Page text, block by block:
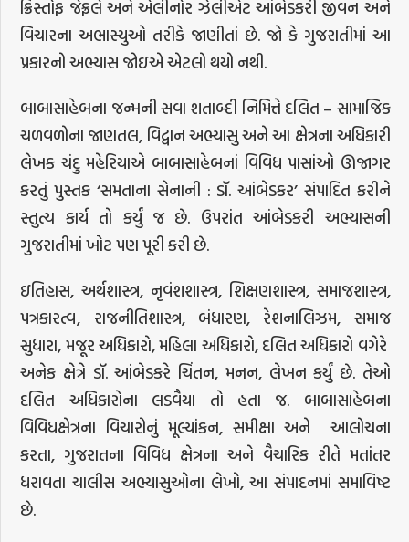
ક્રિસ્તોફ જેફ્રલે અને એલીનોર ઝેલીએટ આંબેડકરી જીવન અને
વિચારના અભાસ્યુઓ તરીકે જાણીતાં છે. જો કે ગુજરાતીમાં આ
પ્રકારનો અભ્યાસ જોઇએ એટલો થયો નથી.
બાબાસાહેબના જન્મની સવા શતાબ્દી નિમિત્તે દલિત – સામાજિક
ચળવળોના જાણતલ, વિદ્વાન અભ્યાસુ અને આ ક્ષેત્રના અધિકારી
લેખક ચંદુ મહેરિયાએ બાબાસાહેબનાં વિવિધ પાસાંઓ ઊજાગર
કરતું પુસ્તક ‘સમતાના સેનાની : ડૉ. આંબેડકર’ સંપાદિત કરીને
સ્તુત્ય કાર્ય તો કર્યું જ છે. ઉપરાંત આંબેડકરી અભ્યાસની
ગુજરાતીમાં ખોટ પણ પૂરી કરી છે.
ઇતિહાસ, અર્થશાસ્ત્ર, નૃવંશશાસ્ત્ર, શિક્ષણશાસ્ત્ર, સમાજશાસ્ત્ર,
પત્રકારત્વ, રાજનીતિશાસ્ત્ર, બંધારણ, રેશનાલિઝમ, સમાજ
સુધારા, મજૂર અધિકારો, મહિલા અધિકારો, દલિત અધિકારો વગેરે
અનેક ક્ષેત્રે ડૉ. આંબેડકરે ચિંતન, મનન, લેખન કર્યું છે. તેઓ
દલિત અધિકારોના લડવૈયા તો હતા જ. બાબાસાહેબના
વિવિધક્ષેત્રના વિચારોનું મૂલ્યાંકન, સમીક્ષા અને આલોચના
કરતા, ગુજરાતના વિવિધ ક્ષેત્રના અને વૈચારિક રીતે મતાંતર
ધરાવતા ચાલીસ અભ્યાસુઓના લેખો, આ સંપાદનમાં સમાવિષ્ટ
છે.